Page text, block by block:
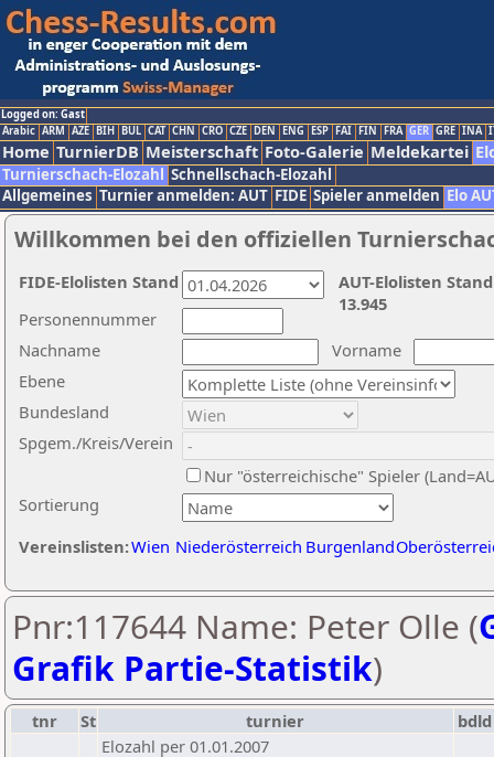
Logged on: Gast
Arabic ARM AZE BIH BUL CAT CHN CRO CZE DEN ENG ESP FAI FIN FRA GER GRE INA
Home TurnierDB Meisterschaft Foto-Galerie Meldekartei
Turnierschach-Elozahl Schnellschach-Elozahl
Allgemeines Turnier anmelden: AUT FIDE Spieler anmelden Elo
Willkommen bei den offiziellen
Nachname
Vorname
Ebene
Sortierung
Personennummer
Bundesland
Spgem./Kreis/Verein
Nur "österreichische" Spieler
Vereinslisten:Wien Niederösterreich Burgenland
AUT-Elolisten
13.945
FIDE-Elolisten Stand
Pnr:117644 Name: Peter Olle (
Grafik Partie-Statistik)
tnr St turnier
bdld
Elozahl per 01.01.2007